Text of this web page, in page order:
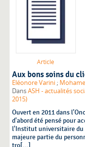
Article
Aux bons soins du
Eléonore Varini ;
DansASH - actualités
2015)
Ouvert en 2011 dans
d'abord été pensé pour
l'Institut universitaire du
majeure partie du